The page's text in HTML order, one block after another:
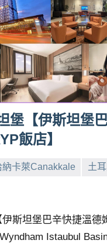
堡【伊斯坦堡
飯店】
卡萊Canakkale
土
斯坦堡巴辛快捷溫德
Istaubul